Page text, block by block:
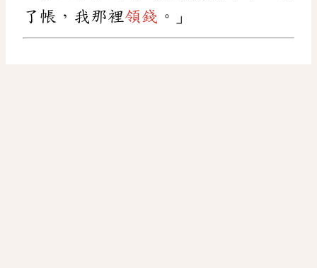
了帳，我那裡領錢 。」